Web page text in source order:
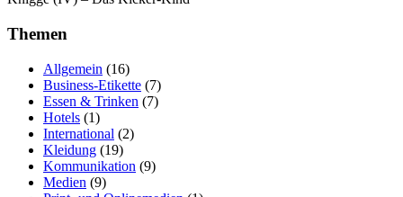
Themen
Allgemein (16)
Business-Etikette (7)
Essen & Trinken (7)
Hotels (1)
International (2)
Kleidung (19)
Kommunikation (9)
Medien (9)